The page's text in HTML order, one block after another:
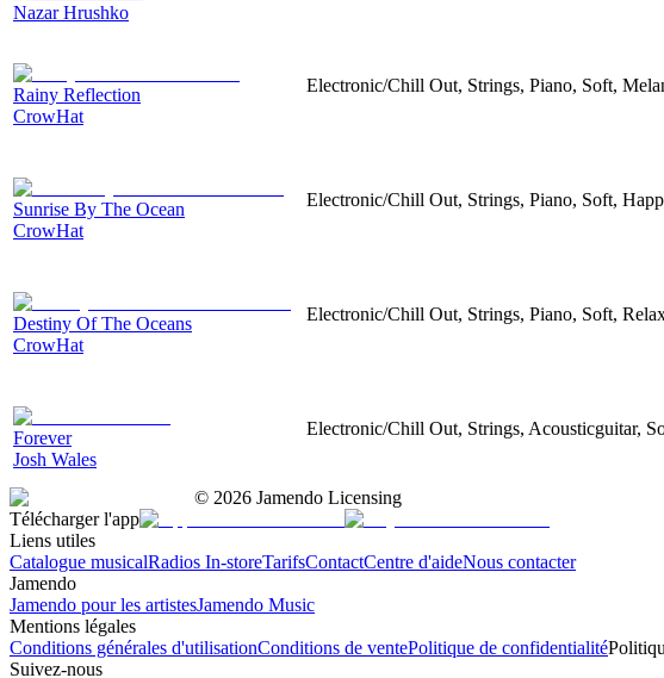
Nazar Hrushko
Rainy Reflection
CrowHat
Electronic/Chill Out, Strings, Piano, Soft,
Sunrise By The Ocean
CrowHat
Electronic/Chill Out, Strings, Piano, Soft,
Destiny Of The Oceans
CrowHat
Electronic/Chill Out, Strings, Piano, Soft,
Forever
Josh Wales
Electronic/Chill Out, Strings, Acousticguitar,
© 2026 Jamendo Licensing
Télécharger l'app
Liens utiles
Catalogue musicalRadios In-storeTarifsContactCentre d'aideNous contacter
Jamendo
Jamendo pour les artistesJamendo Music
Mentions légales
Conditions générales d'utilisationConditions de ventePolitique de confidentialité
Suivez-nous